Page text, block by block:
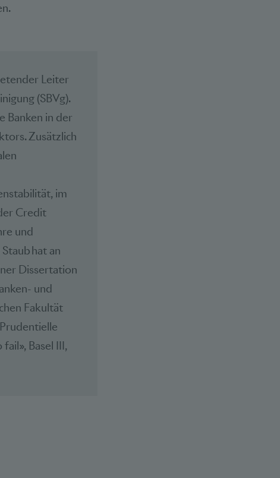
Leiter
(SBVg).
Banken in der
Zusätzlich
im
Credit
und
hat an
Dissertation
und
Fakultät
Basel III,